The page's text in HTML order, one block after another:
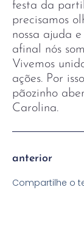
festa da
precisamos
nossa ajuda
afinal nós
Vivemos
ações. Por
pãozinho
Carolina.
anterior
Compartilhe o